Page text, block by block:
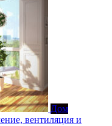
Дом
вентиляция и